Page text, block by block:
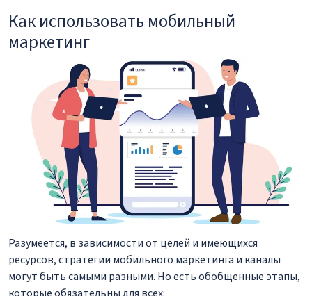
Как использовать мобильный
маркетинг
Разумеется, в зависимости от целей и имеющихся
ресурсов, стратегии мобильного маркетинга и каналы
могут быть самыми разными. Но есть обобщенные этапы,